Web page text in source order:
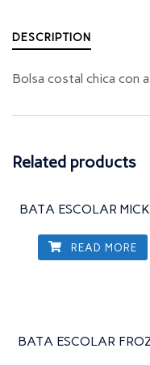
DESCRIPTION
Bolsa costal chica con
Related products
BATA ESCOLAR
READ MORE
BATA ESCOLAR